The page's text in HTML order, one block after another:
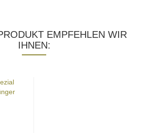
EMPFEHLEN WIR
IHNEN: